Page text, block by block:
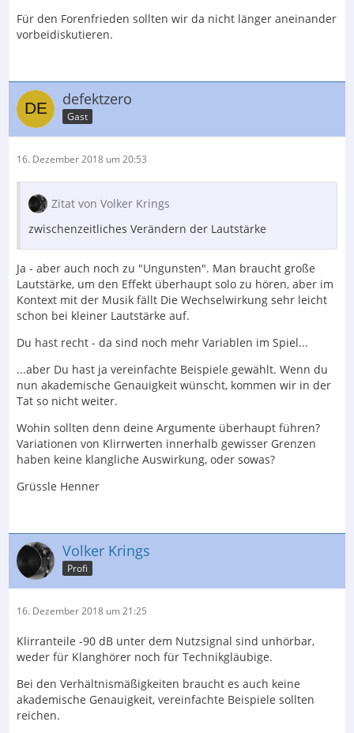
Für den Forenfrieden sollten wir da nicht länger aneinander
vorbeidiskutieren.
defektzero
Gast
16. Dezember 2018 um 20:53
Zitat von Volker Krings
zwischenzeitliches Verändern der Lautstärke
Ja - aber auch noch zu "Ungunsten". Man braucht große
Lautstärke, um den Effekt überhaupt solo zu hören, aber im
Kontext mit der Musik fällt Die Wechselwirkung sehr leicht
schon bei kleiner Lautstärke auf.
Du hast recht - da sind noch mehr Variablen im Spiel...
...aber Du hast ja vereinfachte Beispiele gewählt. Wenn du
nun akademische Genauigkeit wünscht, kommen wir in der
Tat so nicht weiter.
Wohin sollten denn deine Argumente überhaupt führen?
Variationen von Klirrwerten innerhalb gewisser Grenzen
haben keine klangliche Auswirkung, oder sowas?
Grüssle Henner
Volker Krings
Profi
16. Dezember 2018 um 21:25
Klirranteile -90 dB unter dem Nutzsignal sind unhörbar,
weder für Klanghörer noch für Technikgläubige.
Bei den Verhältnismäßigkeiten braucht es auch keine
akademische Genauigkeit, vereinfachte Beispiele sollten
reichen.